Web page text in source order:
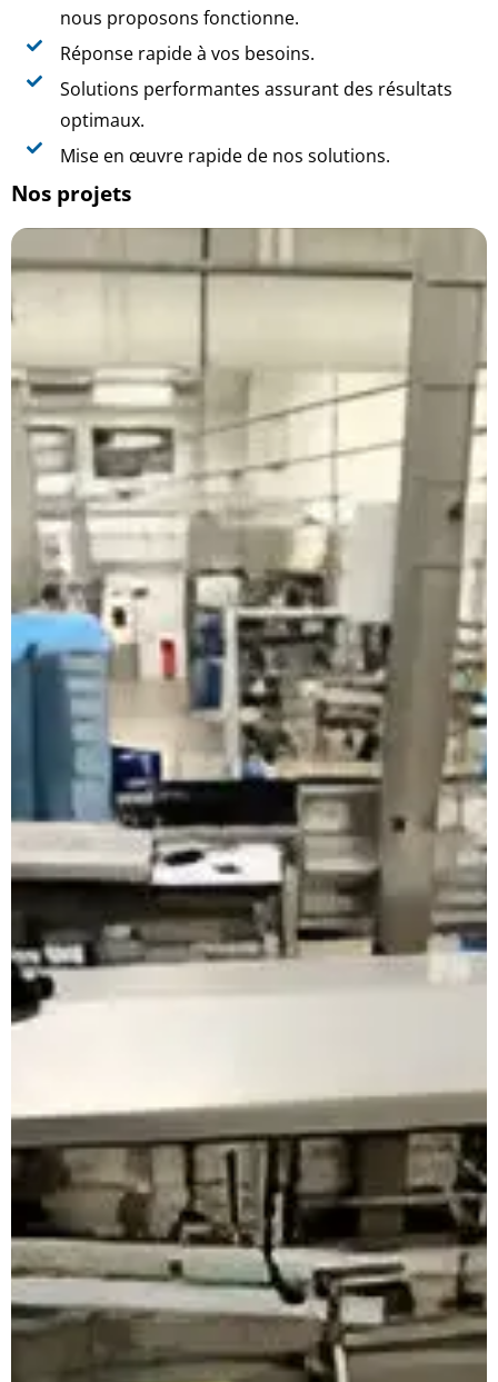
nous proposons fonctionne.
Réponse rapide à vos besoins.
Solutions performantes assurant des résultats
optimaux.
Mise en œuvre rapide de nos solutions.
Nos projets
Dunkerque
Modification pour amélioration du guidage latéral